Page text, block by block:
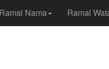
Ramal Nama Ramal